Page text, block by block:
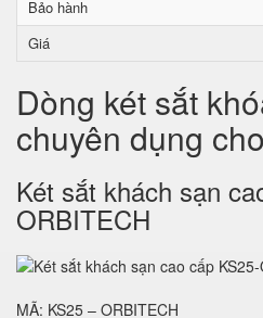
Bảo hành
Giá
Dòng két sắt
chuyên dụng
Két sắt khách sạn
ORBITECH
MÃ: KS25 – ORBITECH